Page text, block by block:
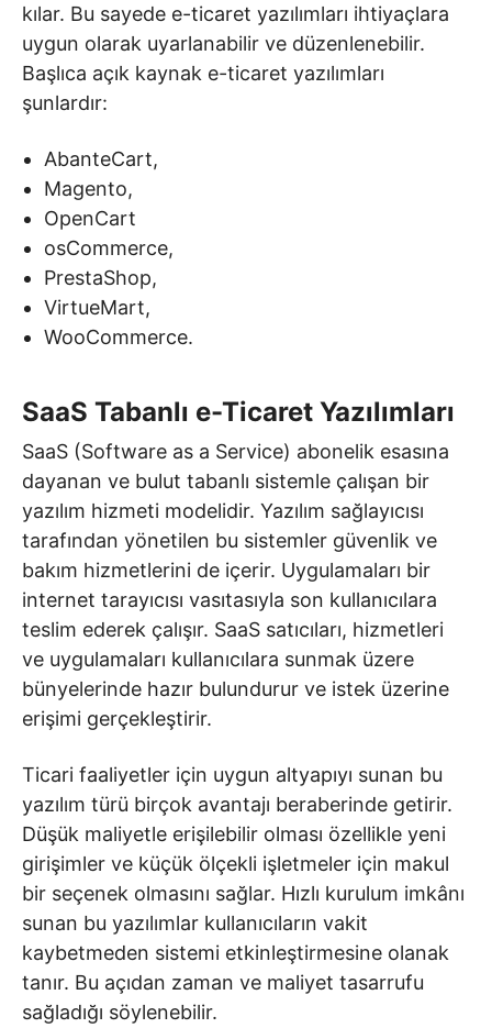
kılar. Bu sayede e-ticaret yazılımları ihtiyaçlara
uygun olarak uyarlanabilir ve düzenlenebilir.
Başlıca açık kaynak e-ticaret yazılımları
şunlardır:
AbanteCart,
Magento,
OpenCart
osCommerce,
PrestaShop,
VirtueMart,
WooCommerce.
SaaS Tabanlı e-Ticaret Yazılımları
SaaS (Software as a Service) abonelik esasına
dayanan ve bulut tabanlı sistemle çalışan bir
yazılım hizmeti modelidir. Yazılım sağlayıcısı
tarafından yönetilen bu sistemler güvenlik ve
bakım hizmetlerini de içerir. Uygulamaları bir
internet tarayıcısı vasıtasıyla son kullanıcılara
teslim ederek çalışır. SaaS satıcıları, hizmetleri
ve uygulamaları kullanıcılara sunmak üzere
bünyelerinde hazır bulundurur ve istek üzerine
erişimi gerçekleştirir.
Ticari faaliyetler için uygun altyapıyı sunan bu
yazılım türü birçok avantajı beraberinde getirir.
Düşük maliyetle erişilebilir olması özellikle yeni
girişimler ve küçük ölçekli işletmeler için makul
bir seçenek olmasını sağlar. Hızlı kurulum imkânı
sunan bu yazılımlar kullanıcıların vakit
kaybetmeden sistemi etkinleştirmesine olanak
tanır. Bu açıdan zaman ve maliyet tasarrufu
sağladığı söylenebilir.